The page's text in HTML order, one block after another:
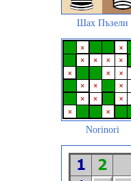
Шах Пъзели
Norinori